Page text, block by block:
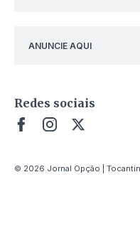
ANUNCIE AQUI
Redes sociais
© 2026 Jornal Opção |